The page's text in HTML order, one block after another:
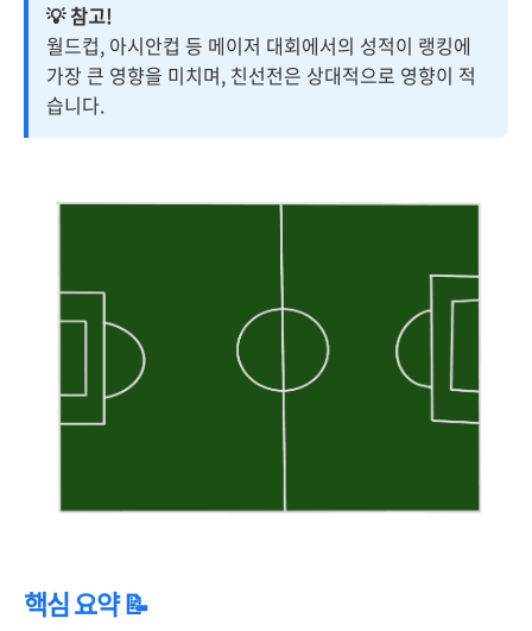
💡 참고!
월드컵, 아시안컵 등 메이저 대회에서의 성적이 랭킹에
가장 큰 영향을 미치며, 친선전은 상대적으로 영향이 적
습니다.
핵심 요약 📝